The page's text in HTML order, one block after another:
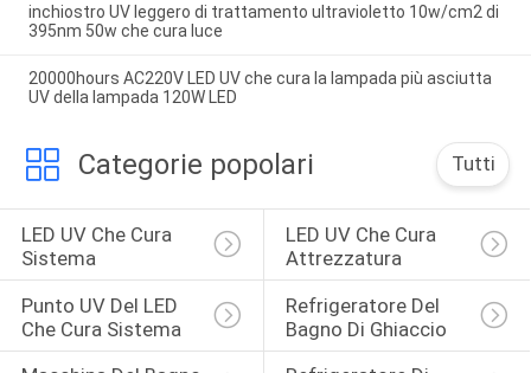
inchiostro UV leggero di trattamento ultravioletto 10w/cm2 di
395nm 50w che cura luce
20000hours AC220V LED UV che cura la lampada più asciutta
UV della lampada 120W LED
Categorie popolari Tutti
LED UV Che Cura
Sistema
LED UV Che Cura
Attrezzatura
Punto UV Del LED
Che Cura Sistema
Refrigeratore Del
Bagno Di Ghiaccio